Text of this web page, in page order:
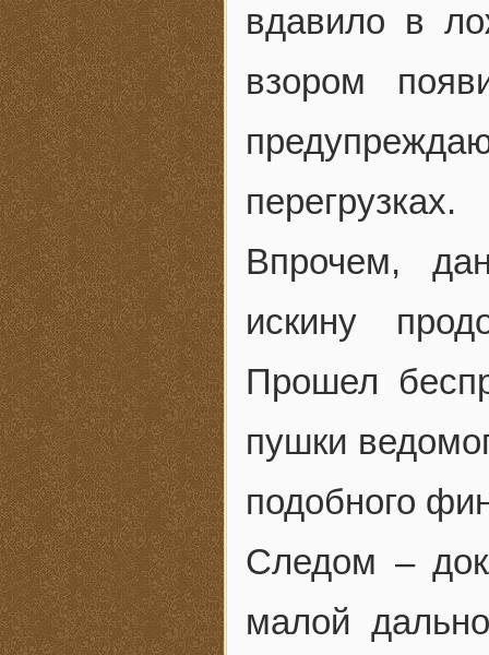
вдавило в
взором
перегрузках.
Впрочем,
искину
Прошел
пушки
подобного
Следом –
малой